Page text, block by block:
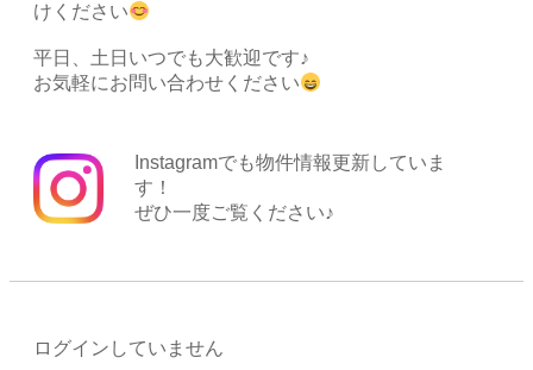
けください
平日、土日いつでも大歓迎です♪
お気軽にお問い合わせください
Instagramでも物件情報更新していま
す！
ぜひ一度ご覧ください♪
ログインしていません